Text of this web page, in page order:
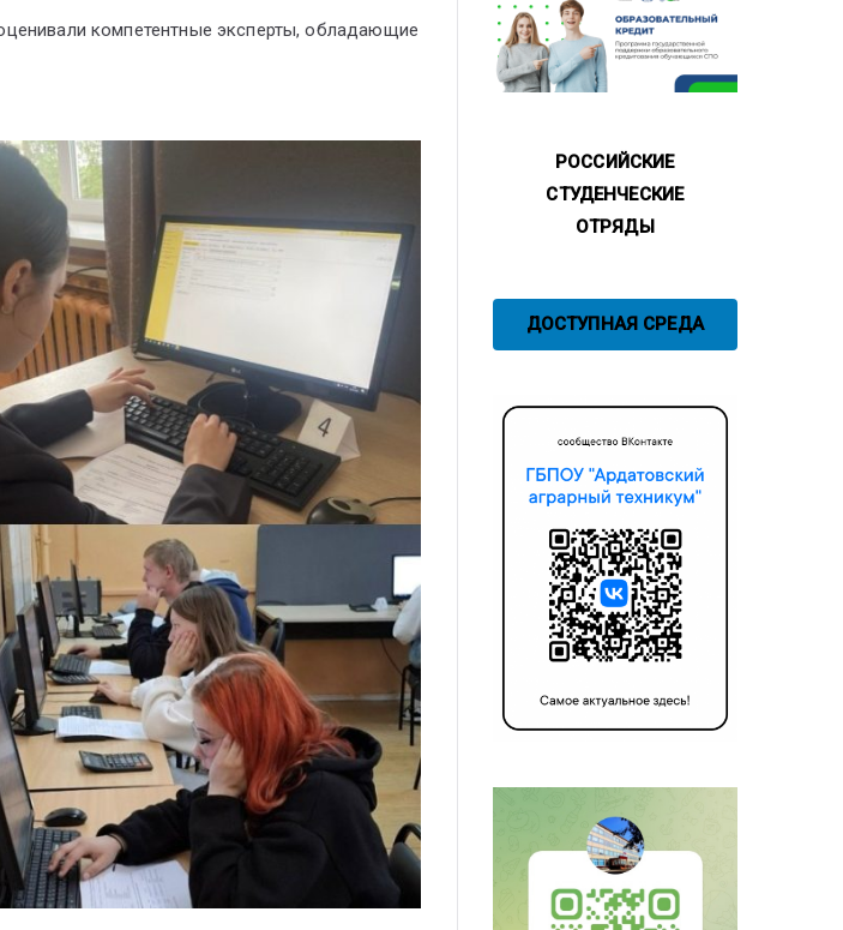
компетентные эксперты, обладающие
РОССИЙСКИЕ
СТУДЕНЧЕСКИЕ
ОТРЯДЫ
ДОСТУПНАЯ СРЕДА